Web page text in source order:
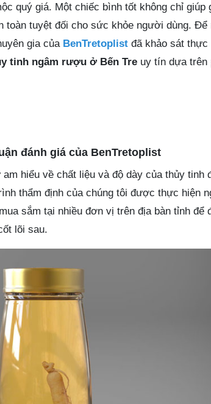
quý giá. Một chiếc bình tốt không chỉ giúp
toàn tuyệt đối cho sức khỏe người dùng. Để
gia của BenTretoplist đã khảo sát thực
tinh ngâm rượu ở Bến Tre uy tín dựa trên
đánh giá của BenTretoplist
hiểu về chất liệu và độ dày của thủy tinh
thẩm định của chúng tôi được thực hiện
sắm tại nhiều đơn vị trên địa bàn tỉnh để
lõi sau.